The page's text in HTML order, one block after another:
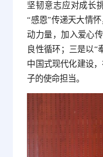
坚韧意志应对成长
“感恩”传递天大情
动力量，加入爱心
良性循环；三是以“
中国式现代化建设
子的使命担当。